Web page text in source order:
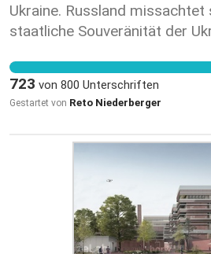
Ukraine. Russland
staatliche Souveränität der
Die neutrale Schweiz darf
noch ignorieren und muss
723 von 800 Unterschriften
Gestartet von Reto Niederberger